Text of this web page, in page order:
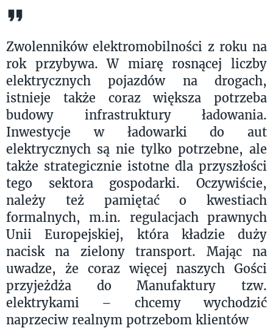
Zwolenników elektromobilności z roku na
rok przybywa. W miarę rosnącej liczby
elektrycznych pojazdów na drogach,
istnieje także coraz większa potrzeba
budowy infrastruktury ładowania.
Inwestycje w ładowarki do aut
elektrycznych są nie tylko potrzebne, ale
także strategicznie istotne dla przyszłości
tego sektora gospodarki. Oczywiście,
należy też pamiętać o kwestiach
formalnych, m.in. regulacjach prawnych
Unii Europejskiej, która kładzie duży
nacisk na zielony transport. Mając na
uwadze, że coraz więcej naszych Gości
przyjeżdża do Manufaktury tzw.
elektrykami – chcemy wychodzić
naprzeciw realnym potrzebom klientów